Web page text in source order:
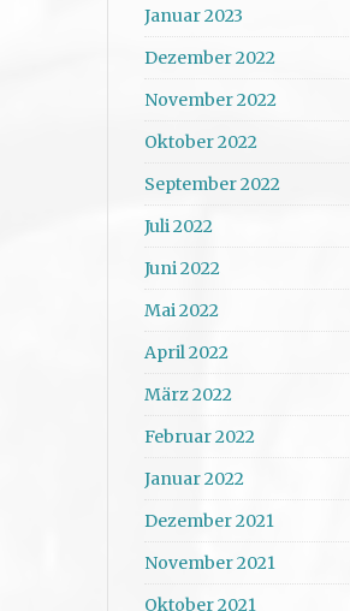
Januar 2023
Dezember 2022
November 2022
Oktober 2022
September 2022
Juli 2022
Juni 2022
Mai 2022
April 2022
März 2022
Februar 2022
Januar 2022
Dezember 2021
November 2021
Oktober 2021